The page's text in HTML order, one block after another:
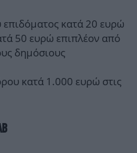
επιδόματος κατά 20 ευρώ
50 ευρώ επιπλέον από
δημόσιους
κατά 1.000 ευρώ στις